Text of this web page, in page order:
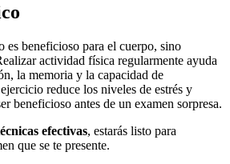
beneficioso para el cuerpo, sino
actividad física regularmente ayuda
la memoria y la capacidad de
reduce los niveles de estrés y
beneficioso antes de un examen sorpresa.
efectivas, estarás listo para
que se te presente.